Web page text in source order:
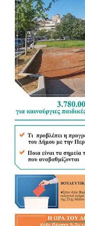
Για τον νέο Κώδικα
σημαντικό βήμα τη
νομοθεσίας σε ένα
στον τρόπο με τον
Αυτοδιοίκηση ξέρει
υποστηρίζοντας
πιο καθοριστικό
πλαισίου.
«Τα ουσιώδη είναι